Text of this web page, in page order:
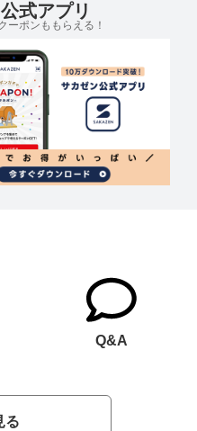
式アプリ
ーポンももらえる！
Q&A
る